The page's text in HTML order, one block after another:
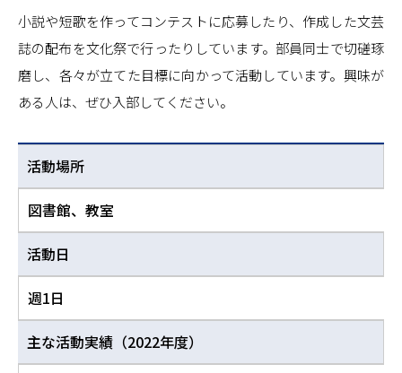
小説や短歌を作ってコンテストに応募したり、作成した文芸
誌の配布を文化祭で行ったりしています。部員同士で切磋琢
磨し、各々が立てた目標に向かって活動しています。興味が
ある人は、ぜひ入部してください。
活動場所
図書館、教室
活動日
週1日
主な活動実績 （2022年度）